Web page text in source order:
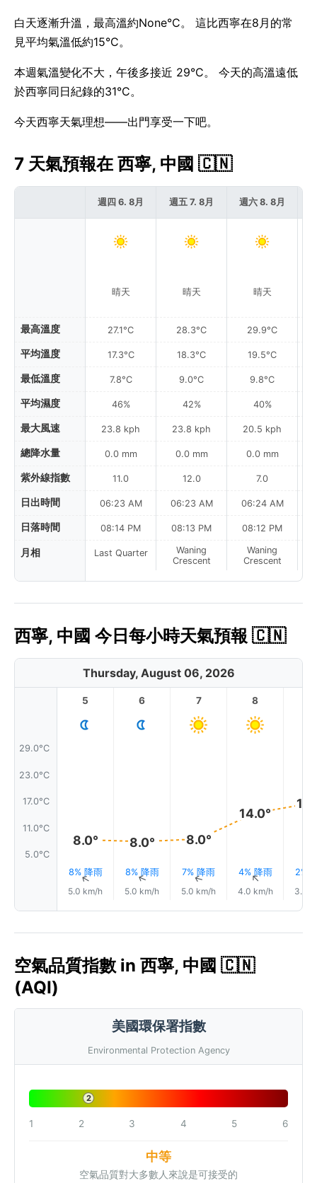
白天逐漸升溫，最高溫約None°C。 這比西寧在8月的常
見平均氣溫低約15°C。
本週氣溫變化不大，午後多接近 29°C。 今天的高溫遠低
於西寧同日紀錄的31°C。
今天西寧天氣理想——出門享受一下吧。
7 天氣預報在 西寧, 中國 🇨🇳
最高溫度
平均溫度
最低溫度
平均濕度
最大風速
總降水量
紫外線指數
日出時間
日落時間
月相
週四 6. 8月
晴天
27.1°C
17.3°C
7.8°C
46%
23.8 kph
0.0 mm
11.0
06:23 AM
08:14 PM
Last Quarter
週五 7. 8月
晴天
28.3°C
18.3°C
9.0°C
42%
23.8 kph
0.0 mm
12.0
06:23 AM
08:13 PM
Waning
Crescent
週六 8. 8月
晴天
29.9°C
19.5°C
9.8°C
40%
20.5 kph
0.0 mm
7.0
06:24 AM
08:12 PM
Waning
Crescent
西寧, 中國 今日每小時天氣預報 🇨🇳
Thursday, August 06, 2026
29.0°C
23.0°C
17.0°C
11.0°C
5.0°C
5
8.0°
8% 降雨
↑
5.0 km/h
6
8.0°
8% 降雨
↑
5.0 km/h
7
8.0°
7% 降雨
↑
5.0 km/h
8
14.0°
4% 降雨
↑
4.0 km/h
2%
3.0
空氣品質指數 in 西寧, 中國 🇨🇳
(AQI)
美國環保署指數
Environmental Protection Agency
2
1 2 3 4 5 6
中等
空氣品質對大多數人來說是可接受的